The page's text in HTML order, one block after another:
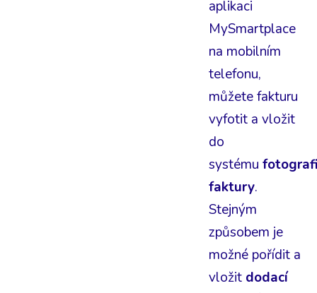
aplikaci
MySmartplace
na mobilním
telefonu,
můžete fakturu
vyfotit a vložit
do
systému
faktury.
Stejným
způsobem je
možné pořídit a
vložit dodací